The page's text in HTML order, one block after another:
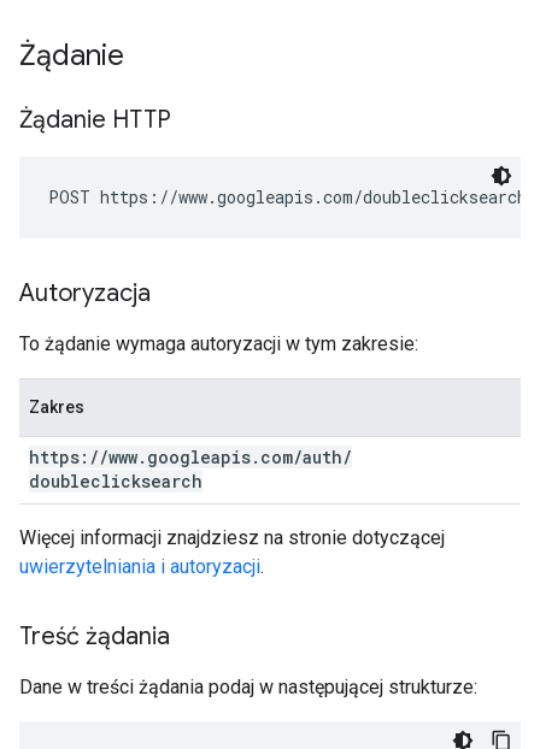
Żądanie
Żądanie HTTP
POST https://www.googleapis.com/
Autoryzacja
To żądanie wymaga autoryzacji w tym zakresie:
Zakres
https: //www. googleapis. com/auth/
doubleclicksearch
Więcej informacji znajdziesz na stronie dotyczącej
uwierzytelniania i autoryzacji.
Treść żądania
Dane w treści żądania podaj w następującej strukturze: